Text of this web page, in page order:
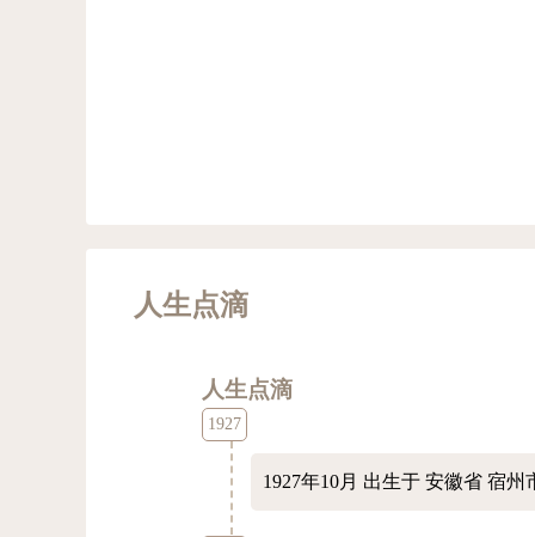
人生点滴
人生点滴
1927
1927年10月 出生于 安徽省 宿州